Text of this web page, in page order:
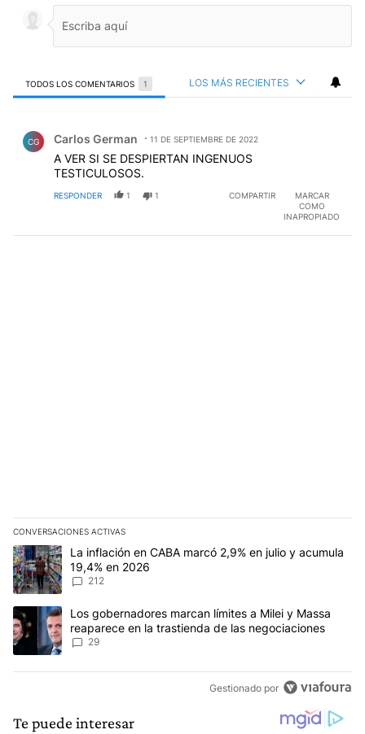
TODOS LOS COMENTARIOS 1 LOS MÁS RECIENTES
CG Carlos German 11 DE SEPTIEMBRE DE 2022
A VER SI SE DESPIERTAN INGENUOS
TESTICULOSOS.
RESPONDER 1 1 COMPARTIR
MARCAR
COMO
INAPROPIADO
CONVERSACIONES ACTIVAS
Este listado muestra los artículos con más comentarios en los
Un artículo de tendencia con el título "La inflación en CABA
La inflación en CABA marcó 2,9% en julio y acumula
19,4% en 2026
212
Un artículo de tendencia con el título "Los gobernadores marcan
Los gobernadores marcan límites a Milei y Massa
reaparece en la trastienda de las negociaciones
29
Gestionado por